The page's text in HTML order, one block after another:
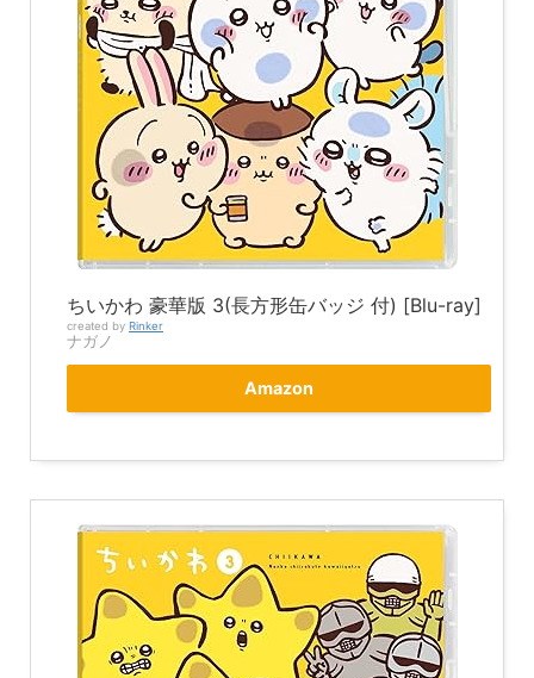
ちいかわ 豪華版 3(長方形缶バッジ 付) [Blu-ray]
created by Rinker
ナガノ
Amazon